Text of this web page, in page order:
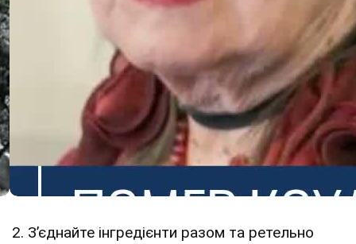
2. З’єднайте інгредієнти разом та ретельно